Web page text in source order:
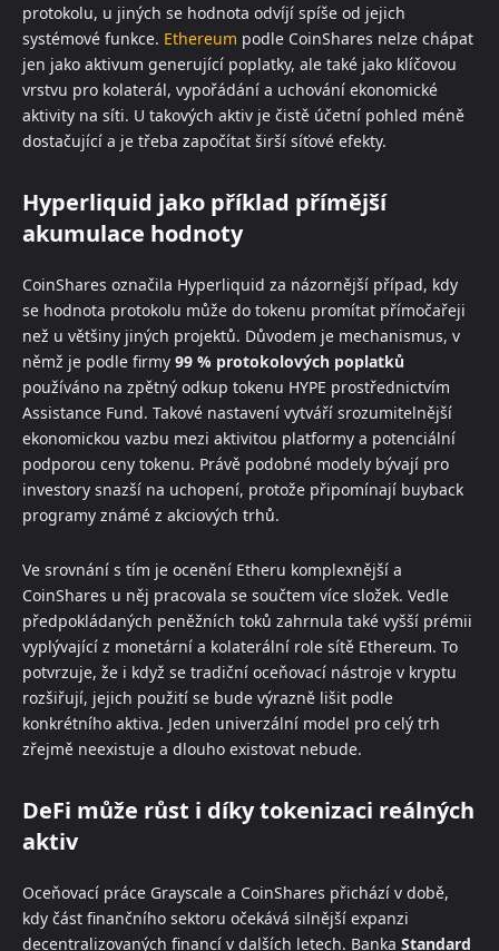
protokolu, u jiných se hodnota odvíjí spíše od jejich
systémové funkce. Ethereum podle CoinShares nelze chápat
jen jako aktivum generující poplatky, ale také jako klíčovou
vrstvu pro kolaterál, vypořádání a uchování ekonomické
aktivity na síti. U takových aktiv je čistě účetní pohled méně
dostačující a je třeba započítat širší síťové efekty.
Hyperliquid jako příklad přímější
akumulace hodnoty
CoinShares označila Hyperliquid za názornější případ, kdy
se hodnota protokolu může do tokenu promítat přímočařeji
než u většiny jiných projektů. Důvodem je mechanismus, v
němž je podle firmy 99 % protokolových poplatků
používáno na zpětný odkup tokenu HYPE prostřednictvím
Assistance Fund. Takové nastavení vytváří srozumitelnější
ekonomickou vazbu mezi aktivitou platformy a potenciální
podporou ceny tokenu. Právě podobné modely bývají pro
investory snazší na uchopení, protože připomínají buyback
programy známé z akciových trhů.
Ve srovnání s tím je ocenění Etheru komplexnější a
CoinShares u něj pracovala se součtem více složek. Vedle
předpokládaných peněžních toků zahrnula také vyšší prémii
vyplývající z monetární a kolaterální role sítě Ethereum. To
potvrzuje, že i když se tradiční oceňovací nástroje v kryptu
rozšiřují, jejich použití se bude výrazně lišit podle
konkrétního aktiva. Jeden univerzální model pro celý trh
zřejmě neexistuje a dlouho existovat nebude.
DeFi může růst i díky tokenizaci reálných
aktiv
Oceňovací práce Grayscale a CoinShares přichází v době,
kdy část finančního sektoru očekává silnější expanzi
decentralizovaných financí v dalších letech. Banka Standard